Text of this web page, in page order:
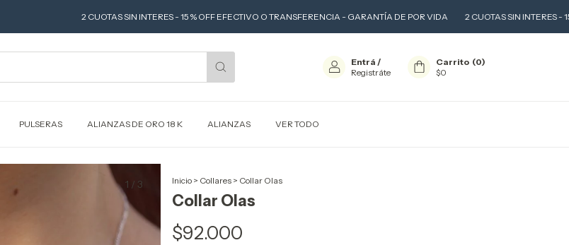
2 CUOTAS SIN INTERES - 15 % OFF EFECTIVO O TRANSFERENCIA - GARANTÍA DE POR VIDA 2 CUOTAS SIN INTERES - 15 % OFF
Entrá /
Registráte
Carrito (0)
$0
PULSERAS ALIANZAS DE ORO 18 K ALIANZAS VER TODO
1 / 3 Inicio > Collares > Collar Olas
Collar Olas
$92.000